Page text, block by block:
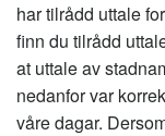
har tilrådd uttale
finn du tilrådd
at uttale av
nedanfor var
våre dagar.